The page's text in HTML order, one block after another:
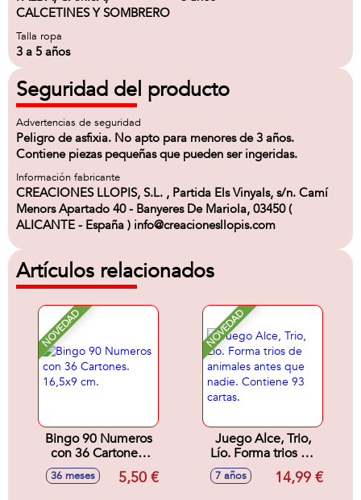
CALCETINES Y SOMBRERO
Talla ropa
3 a 5 años
Seguridad del producto
Advertencias de seguridad
Peligro de asfixia. No apto para menores de 3 años.
Contiene piezas pequeñas que pueden ser ingeridas.
Información fabricante
CREACIONES LLOPIS, S.L. , Partida Els Vinyals, s/n. Camí
Menors Apartado 40 - Banyeres De Mariola, 03450 (
ALICANTE - España ) info@creacionesllopis.com
Artículos relacionados
NOVEDAD
Bingo 90 Numeros
con 36 Cartones.
16,5x9 cm.
36 meses 5,50 €
NOVEDAD
Juego Alce, Trio,
Lío. Forma trios de
animales antes que
nadie. Contiene 93
7 años 14,99 €